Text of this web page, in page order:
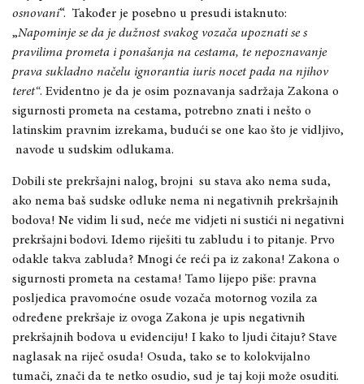
osnovani“. Također je posebno u presudi istaknuto:
„Napominje se da je dužnost svakog vozača upoznati se s
pravilima prometa i ponašanja na cestama, te nepoznavanje
prava sukladno načelu ignorantia iuris nocet pada na njihov
teret“. Evidentno je da je osim poznavanja sadržaja Zakona o
sigurnosti prometa na cestama, potrebno znati i nešto o
latinskim pravnim izrekama, budući se one kao što je vidljivo,
navode u sudskim odlukama.
Dobili ste prekršajni nalog, brojni su stava ako nema suda,
ako nema baš sudske odluke nema ni negativnih prekršajnih
bodova! Ne vidim li sud, neće me vidjeti ni sustići ni negativni
prekršajni bodovi. Idemo riješiti tu zabludu i to pitanje. Prvo
odakle takva zabluda? Mnogi će reći pa iz zakona! Zakona o
sigurnosti prometa na cestama! Tamo lijepo piše: pravna
posljedica pravomoćne osude vozača motornog vozila za
određene prekršaje iz ovoga Zakona je upis negativnih
prekršajnih bodova u evidenciju! I kako to ljudi čitaju? Stave
naglasak na riječ osuda! Osuda, tako se to kolokvijalno
tumači, znači da te netko osudio, sud je taj koji može osuditi.